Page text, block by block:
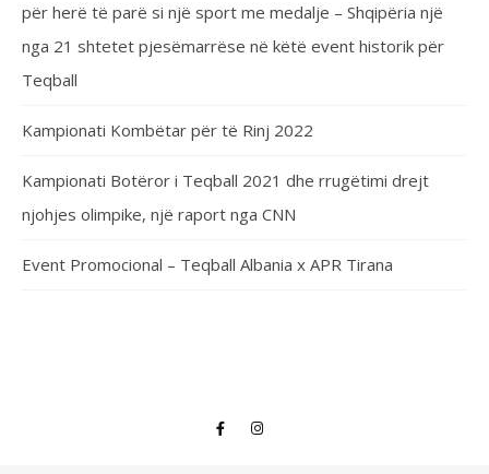
për herë të parë si një sport me medalje – Shqipëria një
nga 21 shtetet pjesëmarrëse në këtë event historik për
Teqball
Kampionati Kombëtar për të Rinj 2022
Kampionati Botëror i Teqball 2021 dhe rrugëtimi drejt
njohjes olimpike, një raport nga CNN
Event Promocional – Teqball Albania x APR Tirana